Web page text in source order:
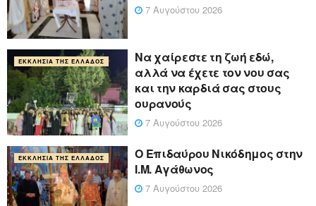
7 Αυγούστου 2026
ΕΚΚΛΗΣΊΑ ΤΗΣ ΕΛΛΆΔΟΣ
Να χαίρεστε τη ζωή εδώ,
αλλά να έχετε τον νου σας
και την καρδιά σας στους
ουρανούς
7 Αυγούστου 2026
ΕΚΚΛΗΣΊΑ ΤΗΣ ΕΛΛΆΔΟΣ
Ο Επιδαύρου Νικόδημος στην
Ι.Μ. Αγάθωνος
7 Αυγούστου 2026